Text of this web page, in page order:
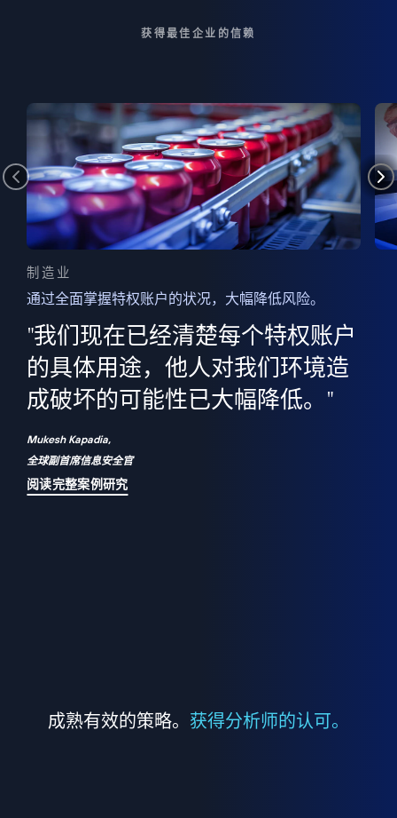
获得最佳企业的信赖
制造业
通过全面掌握特权账户的状况，大幅降低风险。
"我们现在已经清楚每个特权账户
的具体用途，他人对我们环境造
成破坏的可能性已大幅降低。"
Mukesh Kapadia,
全球副首席信息安全官
阅读完整案例研究
成熟有效的策略。 获得分析师的认可。